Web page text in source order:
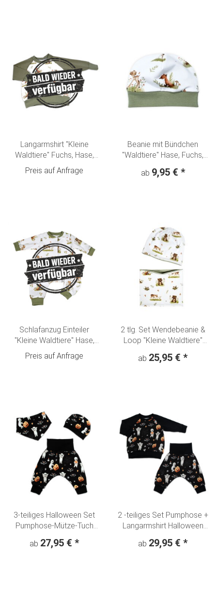
Langarmshirt "Kleine
Waldtiere" Fuchs, Hase,
Reh & Bär creme-olivgrün
Preis auf Anfrage
Beanie mit Bündchen
"Waldtiere" Hase, Fuchs,
ab 9,95 € *
Schlafanzug Einteiler
"Kleine Waldtiere" Hase,
Fuchs, Reh & Bär creme-
olivgrün
Preis auf Anfrage
2 tlg. Set Wendebeanie &
Loop "Kleine Waldtiere"
creme-olivgrün
ab 25,95 € *
3-teiliges Halloween Set
Pumphose-Mütze-Tuch
Kürbisse schwarz
ab 27,95 € *
2 -teiliges Set Pumphose +
Langarmshirt Halloween
Fledermaus schwarz
ab 29,95 € *